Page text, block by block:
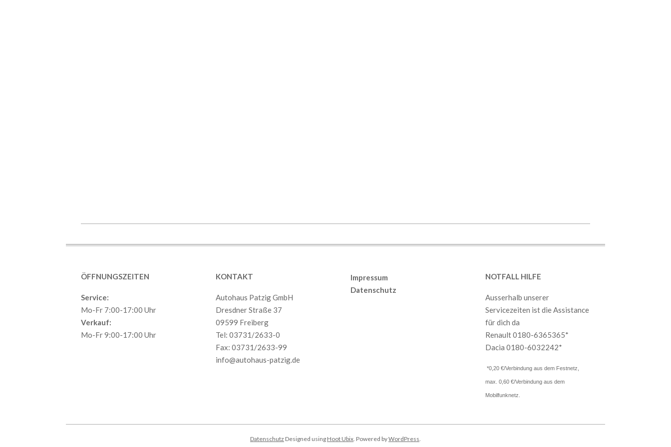
08-
ÖFFNUNGSZEITEN
Service:
Mo-Fr 7:00-17:00 Uhr
Verkauf:
Mo-Fr 9:00-17:00 Uhr
KONTAKT
Autohaus Patzig GmbH
Dresdner Straße 37
09599 Freiberg
Tel: 03731/2633-0
Fax: 03731/2633-99
info@autohaus-patzig.de
Impressum
Datenschutz
NOTFALL HILFE
Ausserhalb unserer
Servicezeiten ist die Assistance
für dich da
Renault 0180-6365365*
Dacia 0180-6032242*
*0,20 €/Verbindung aus dem Festnetz,
max. 0,60 €/Verbindung aus dem
Mobilfunknetz.
Datenschutz Designed using Hoot Ubix. Powered byWordPress.